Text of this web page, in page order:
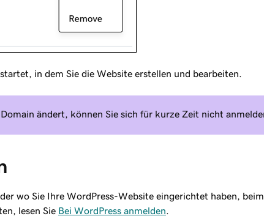
in dem Sie die Website erstellen und bearbeiten.
ändert, können Sie sich für kurze Zeit nicht
wo Sie Ihre WordPress-Website eingerichtet haben, beim
lesen Sie Bei WordPress anmelden